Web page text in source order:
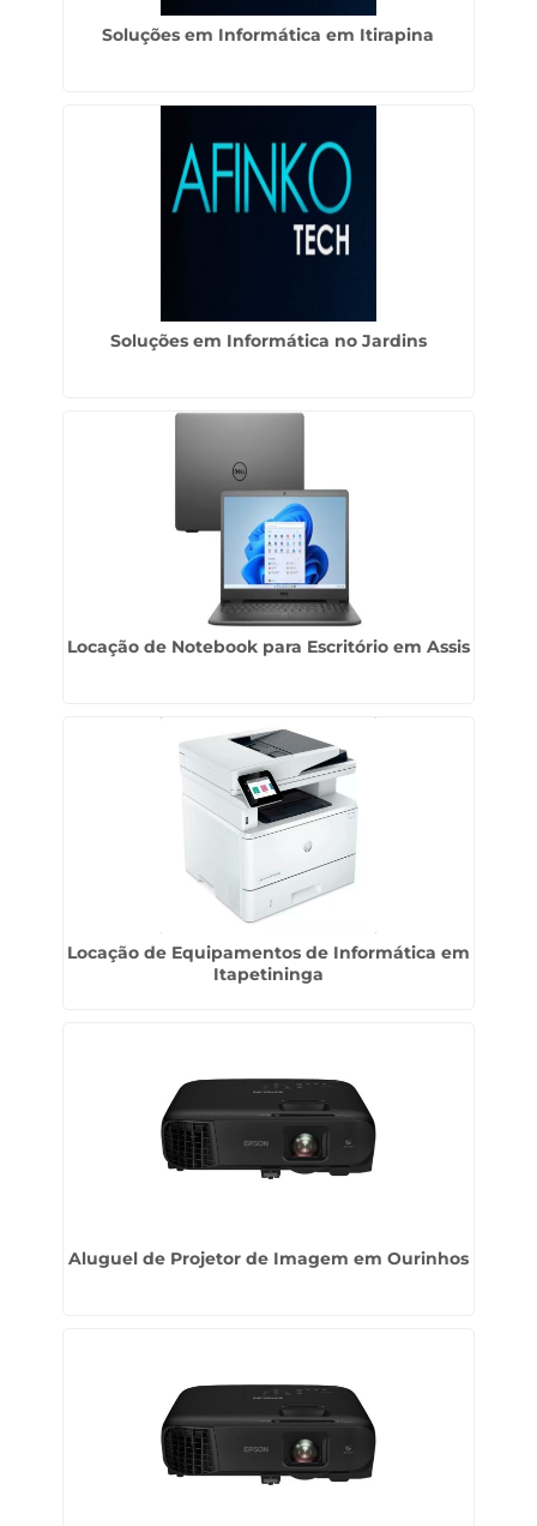
Soluções em Informática em Itirapina
Soluções em Informática no Jardins
Locação de Notebook para Escritório em Assis
Locação de Equipamentos de Informática em
Itapetininga
Aluguel de Projetor de Imagem em Ourinhos